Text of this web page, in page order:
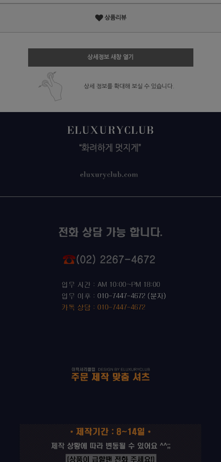
상품리뷰
상세정보 새창 열기
상세 정보를 확대해 보실 수 있습니다.